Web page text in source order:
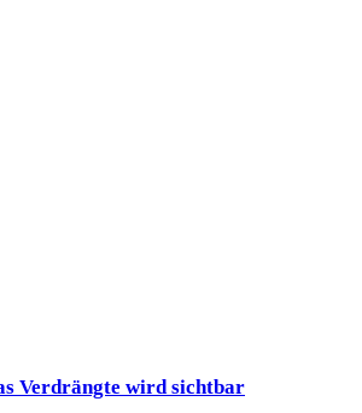
Verdrängte wird sichtbar